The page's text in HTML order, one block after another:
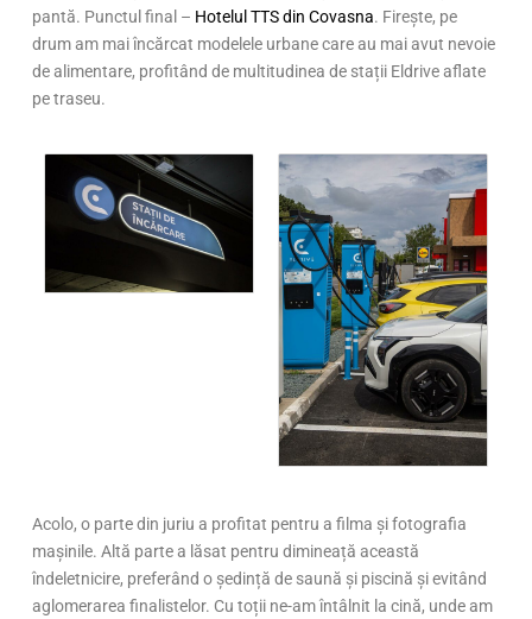
pantă. Punctul final – Hotelul TTS din Covasna. Firește, pe
drum am mai încărcat modelele urbane care au mai avut nevoie
de alimentare, profitând de multitudinea de stații Eldrive aflate
pe traseu.
Acolo, o parte din juriu a profitat pentru a filma și fotografia
mașinile. Altă parte a lăsat pentru dimineață această
îndeletnicire, preferând o ședință de saună și piscină și evitând
aglomerarea finalistelor. Cu toții ne-am întâlnit la cină, unde am